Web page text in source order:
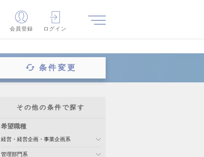
会員登録 ログイン
条件変更
その他の条件で探す
希望職種
経営・経営企画・事業企画系
管理部門系